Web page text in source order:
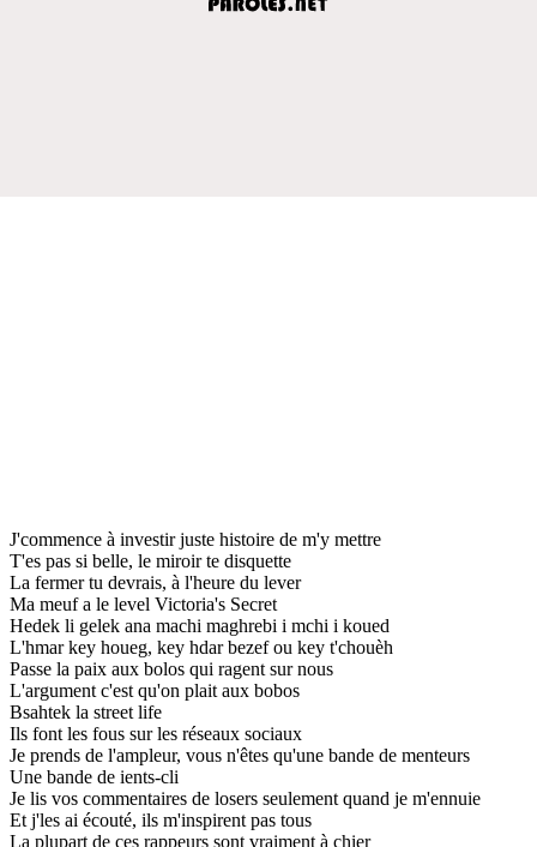
J'commence à investir juste histoire de m'y mettre
T'es pas si belle, le miroir te disquette
La fermer tu devrais, à l'heure du lever
Ma meuf a le level Victoria's Secret
Hedek li gelek ana machi maghrebi i mchi i koued
L'hmar key houeg, key hdar bezef ou key t'chouèh
Passe la paix aux bolos qui ragent sur nous
L'argument c'est qu'on plait aux bobos
Bsahtek la street life
Ils font les fous sur les réseaux sociaux
Je prends de l'ampleur, vous n'êtes qu'une bande de menteurs
Une bande de ients-cli
Je lis vos commentaires de losers seulement quand je m'ennuie
Et j'les ai écouté, ils m'inspirent pas tous
La plupart de ces rappeurs sont vraiment à chier